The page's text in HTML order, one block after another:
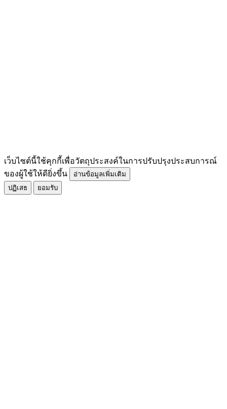
เว็บไซต์นี้ใช้คุกกี้เพื่อวัตถุประสงค์ในการปรับปรุงประสบการณ์
ของผู้ใช้ให้ดียิ่งขึ้น
อ่านข้อมูลเพิ่มเติม
ปฏิเสธ
ยอมรับ